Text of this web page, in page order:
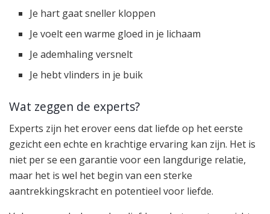
Je hart gaat sneller kloppen
Je voelt een warme gloed in je lichaam
Je ademhaling versnelt
Je hebt vlinders in je buik
Wat zeggen de experts?
Experts zijn het erover eens dat liefde op het eerste
gezicht een echte en krachtige ervaring kan zijn. Het is
niet per se een garantie voor een langdurige relatie,
maar het is wel het begin van een sterke
aantrekkingskracht en potentieel voor liefde.